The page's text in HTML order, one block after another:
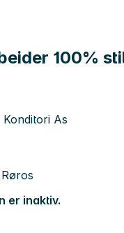
100%
Konditori As
er inaktiv.